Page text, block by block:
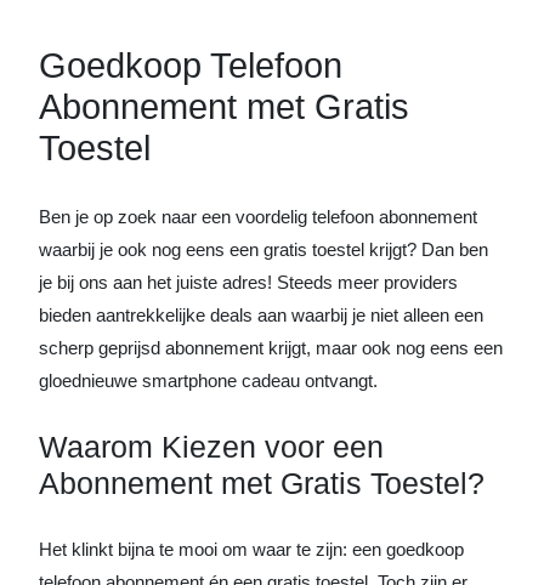
Goedkoop Telefoon
Abonnement met Gratis
Toestel
Ben je op zoek naar een voordelig telefoon abonnement
waarbij je ook nog eens een gratis toestel krijgt? Dan ben
je bij ons aan het juiste adres! Steeds meer providers
bieden aantrekkelijke deals aan waarbij je niet alleen een
scherp geprijsd abonnement krijgt, maar ook nog eens een
gloednieuwe smartphone cadeau ontvangt.
Waarom Kiezen voor een
Abonnement met Gratis Toestel?
Het klinkt bijna te mooi om waar te zijn: een goedkoop